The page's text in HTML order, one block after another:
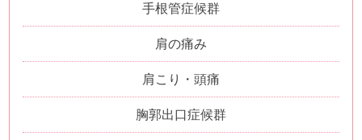
手根管症候群
肩の痛み
肩こり・頭痛
胸郭出口症候群